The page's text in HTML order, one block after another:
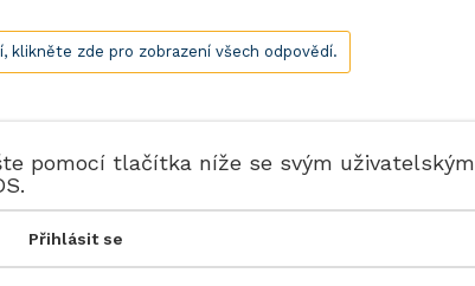
klikněte zde pro zobrazení všech odpovědí.
pomocí tlačítka níže se svým uživatelským